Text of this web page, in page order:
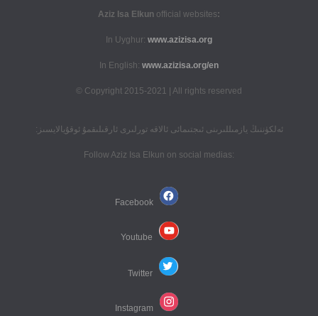
:Aziz Isa Elkun
official websites
In Uyghur: www.azizisa.org
In English: www.azizisa.org/en
Copyright 2015-2021 | All rights reserved ©
ئەلكۈننىڭ يازمىللىرىنى ئىجتىمائى ئالاقە تورلىرى ئارقىلىقمۇ ئوقۇيالايسىز:
:Follow Aziz Isa Elkun on social medias